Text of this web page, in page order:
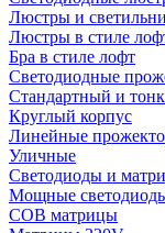
Люстры и
Люстры в стиле
Бра в стиле лофт
Светодиодные
Стандартный и
Круглый корпус
Линейные
Уличные
Светодиоды и
Мощные
COB матрицы